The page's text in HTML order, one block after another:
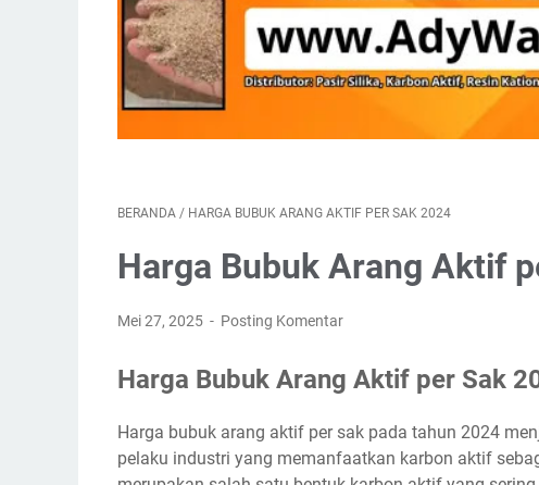
BERANDA / HARGA BUBUK ARANG AKTIF PER SAK 2024
Harga Bubuk Arang Aktif
Mei 27, 2025 Posting Komentar
Harga Bubuk Arang Aktif per Sak
Harga bubuk arang aktif per sak pada tahun 2024
pelaku industri yang memanfaatkan karbon aktif